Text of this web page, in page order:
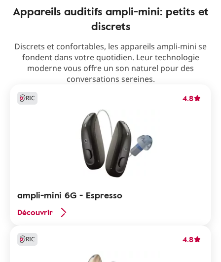
Appareils auditifs ampli-mini: petits et
discrets
Discrets et confortables, les appareils ampli-mini se
fondent dans votre quotidien. Leur technologie
moderne vous offre un son naturel pour des
conversations sereines.
RIC 4.8
ampli-mini 6G - Espresso
Découvrir
RIC 4.8